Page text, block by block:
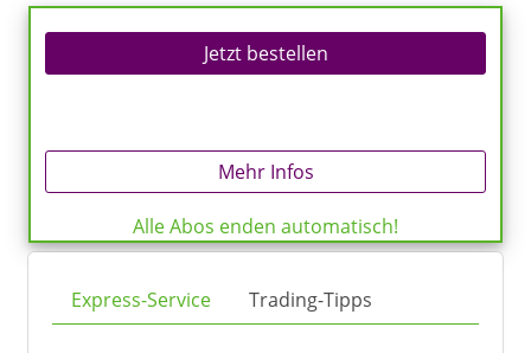
Jetzt bestellen
Mehr Infos
Alle Abos enden automatisch!
Express-Service Trading-Tipps